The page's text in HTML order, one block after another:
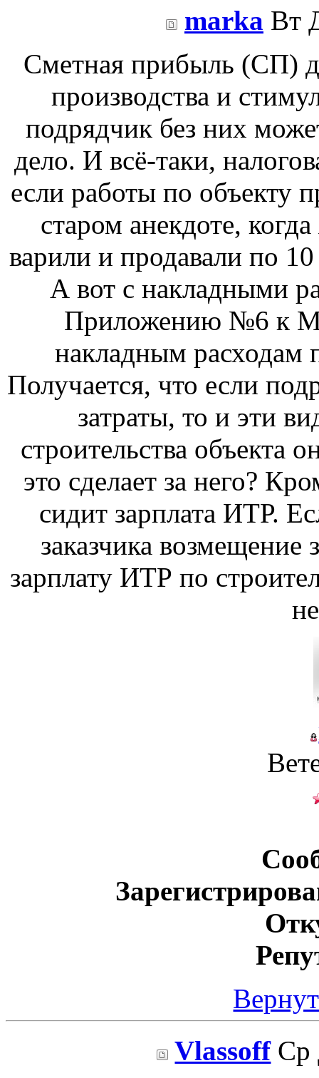
marka Вт
Сметная прибыль (СП)
производства и
подрядчик без них
дело. И всё-таки,
если работы по объекту
старом анекдоте,
варили и продавали по 10
А вот с накладными
Приложению №6 к
накладным расходам
Получается, что если
затраты, то и эти
строительства объекта
это сделает за него?
сидит зарплата ИТР.
заказчика возмещение
зарплату ИТР по
VlassoffСр